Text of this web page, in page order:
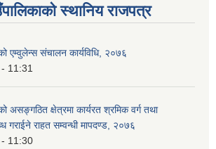
स्थानिय राजपत्र
एम्वुलेन्स संचालन कार्यविधि, २०७६
11:31
असङ्गठित क्षेत्रमा कार्यरत श्रमिक वर्ग तथा
गराईने राहत सम्वन्धी मापदण्ड, २०७६
11:30